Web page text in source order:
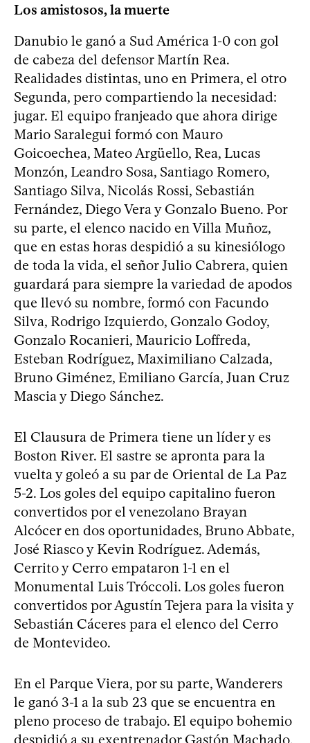
Los amistosos, la muerte
Danubio le ganó a Sud América 1-0 con gol
de cabeza del defensor Martín Rea.
Realidades distintas, uno en Primera, el otro
Segunda, pero compartiendo la necesidad:
jugar. El equipo franjeado que ahora dirige
Mario Saralegui formó con Mauro
Goicoechea, Mateo Argüello, Rea, Lucas
Monzón, Leandro Sosa, Santiago Romero,
Santiago Silva, Nicolás Rossi, Sebastián
Fernández, Diego Vera y Gonzalo Bueno. Por
su parte, el elenco nacido en Villa Muñoz,
que en estas horas despidió a su kinesiólogo
de toda la vida, el señor Julio Cabrera, quien
guardará para siempre la variedad de apodos
que llevó su nombre, formó con Facundo
Silva, Rodrigo Izquierdo, Gonzalo Godoy,
Gonzalo Rocanieri, Mauricio Loffreda,
Esteban Rodríguez, Maximiliano Calzada,
Bruno Giménez, Emiliano García, Juan Cruz
Mascia y Diego Sánchez.
El Clausura de Primera tiene un líder y es
Boston River. El sastre se apronta para la
vuelta y goleó a su par de Oriental de La Paz
5-2. Los goles del equipo capitalino fueron
convertidos por el venezolano Brayan
Alcócer en dos oportunidades, Bruno Abbate,
José Riasco y Kevin Rodríguez. Además,
Cerrito y Cerro empataron 1-1 en el
Monumental Luis Tróccoli. Los goles fueron
convertidos por Agustín Tejera para la visita y
Sebastián Cáceres para el elenco del Cerro
de Montevideo.
En el Parque Viera, por su parte, Wanderers
le ganó 3-1 a la sub 23 que se encuentra en
pleno proceso de trabajo. El equipo bohemio
despidió a su exentrenador Gastón Machado,